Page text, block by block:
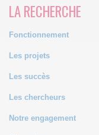
LA RECHERCHE
Fonctionnement
Les projets
Les succès
Les chercheurs
Notre engagement